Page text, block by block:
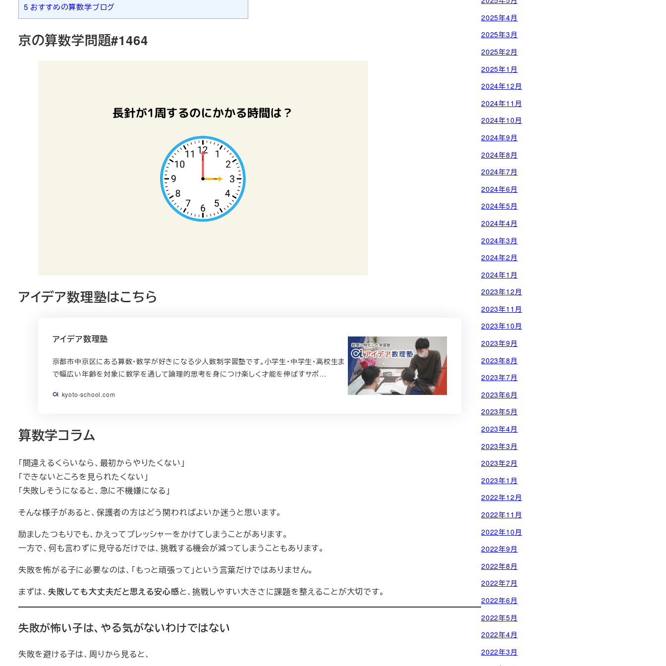
5 おすすめの算数学ブログ
京の算数学問題#1464
アイデア数理塾はこちら
アイデア数理塾
京都市中京区にある算数・数学が好きになる少人数制学習塾です。小学生・中学生・高校生ま
で幅広い年齢を対象に数学を通して論理的思考を身につけ楽しく才能を伸ばすサポ…
kyoto-school.com
算数学コラム
「間違えるくらいなら、最初からやりたくない」
「できないところを見られたくない」
「失敗しそうになると、急に不機嫌になる」
そんな様子があると、保護者の方はどう関わればよいか迷うと思います。
励ましたつもりでも、かえってプレッシャーをかけてしまうことがあります。
一方で、何も言わずに見守るだけでは、挑戦する機会が減ってしまうこともあります。
失敗を怖がる子に必要なのは、「もっと頑張って」という言葉だけではありません。
まずは、 失敗しても大丈夫だと思える安心感と、挑戦しやすい大きさに課題を整えることが大切です。
失敗が怖い子は、やる気がないわけではない
失敗を避ける子は、周りから見ると、
2025年4月
2025年3月
2025年2月
2025年1月
2024年12月
2024年11月
2024年10月
2024年9月
2024年8月
2024年7月
2024年6月
2024年5月
2024年4月
2024年3月
2024年2月
2024年1月
2023年12月
2023年11月
2023年10月
2023年9月
2023年8月
2023年7月
2023年6月
2023年5月
2023年4月
2023年3月
2023年2月
2023年1月
2022年12月
2022年11月
2022年10月
2022年9月
2022年8月
2022年7月
2022年6月
2022年5月
2022年4月
2022年3月